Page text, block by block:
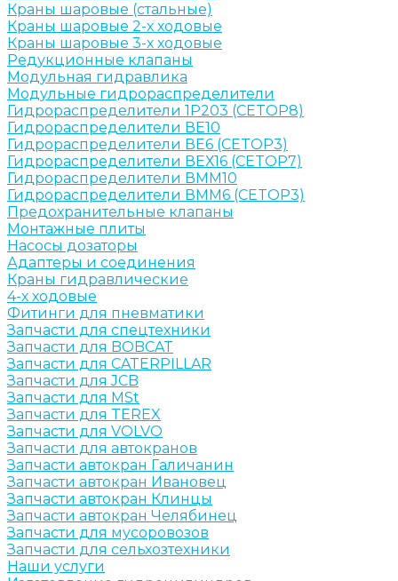
Краны шаровые (стальные)
Краны шаровые 2-х ходовые
Краны шаровые 3-х ходовые
Редукционные клапаны
Модульная гидравлика
Модульные гидрораспределители
Гидрораспределители 1Р203 (CETOP8)
Гидрораспределители ВЕ10
Гидрораспределители ВЕ6 (CETOP3)
Гидрораспределители ВЕХ16 (CETOP7)
Гидрораспределители ВММ10
Гидрораспределители ВММ6 (CETOP3)
Предохранительные клапаны
Монтажные плиты
Насосы дозаторы
Адаптеры и соединения
Краны гидравлические
4-х ходовые
Фитинги для пневматики
Запчасти для спецтехники
Запчасти для BOBCAT
Запчасти для CATERPILLAR
Запчасти для JCB
Запчасти для MSt
Запчасти для TEREX
Запчасти для VOLVO
Запчасти для автокранов
Запчасти автокран Галичанин
Запчасти автокран Ивановец
Запчасти автокран Клинцы
Запчасти автокран Челябинец
Запчасти для мусоровозов
Запчасти для сельхозтехники
Наши услуги